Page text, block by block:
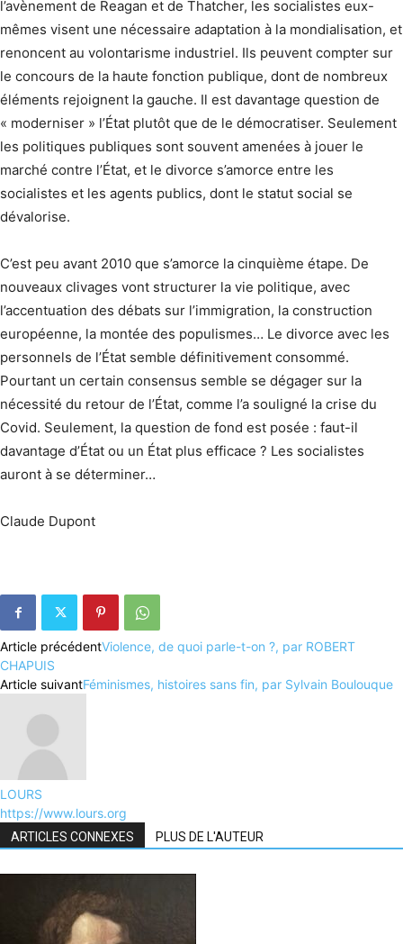
l’avènement de Reagan et de Thatcher, les socialistes eux-
mêmes visent une nécessaire adaptation à la mondialisation, et
renoncent au volontarisme industriel. Ils peuvent compter sur
le concours de la haute fonction publique, dont de nombreux
éléments rejoignent la gauche. Il est davantage question de
« moderniser » l’État plutôt que de le démocratiser. Seulement
les politiques publiques sont souvent amenées à jouer le
marché contre l’État, et le divorce s’amorce entre les
socialistes et les agents publics, dont le statut social se
dévalorise.
C’est peu avant 2010 que s’amorce la cinquième étape. De
nouveaux clivages vont structurer la vie politique, avec
l’accentuation des débats sur l’immigration, la construction
européenne, la montée des populismes… Le divorce avec les
personnels de l’État semble définitivement consommé.
Pourtant un certain consensus semble se dégager sur la
nécessité du retour de l’État, comme l’a souligné la crise du
Covid. Seulement, la question de fond est posée : faut-il
davantage d’État ou un État plus efficace ? Les socialistes
auront à se déterminer…
Claude Dupont
Article précédentViolence, de quoi parle-t-on ?, par ROBERT
CHAPUIS
Article suivantFéminismes, histoires sans fin, par Sylvain Boulouque
LOURS
https://www.lours.org
ARTICLES CONNEXES PLUS DE L'AUTEUR